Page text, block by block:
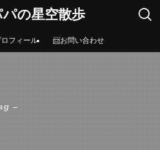
の星空散歩
フィール 📨お問い合わせ
–